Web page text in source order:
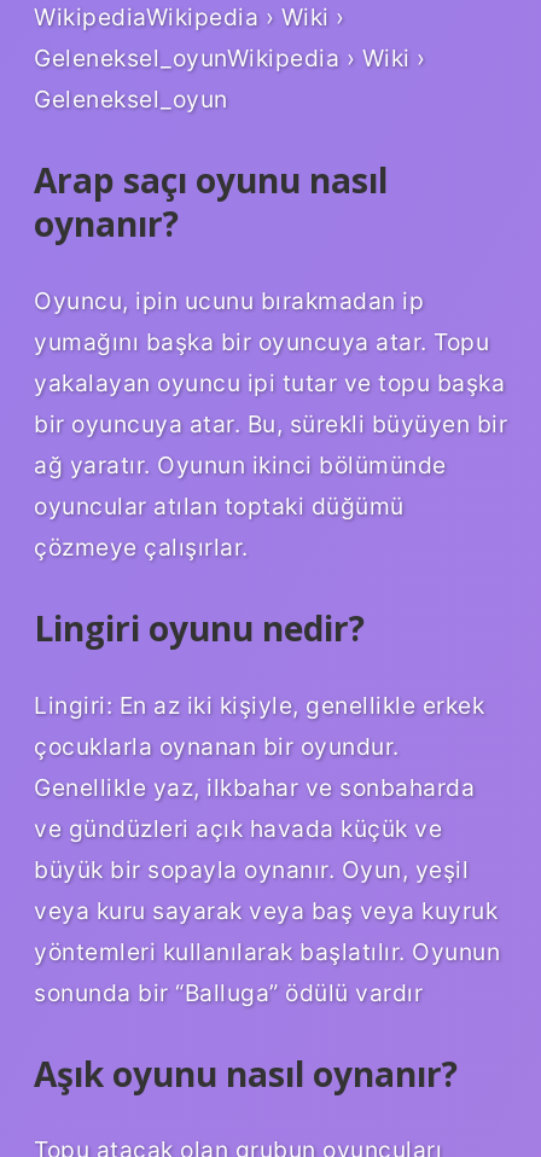
WikipediaWikipedia › Wiki ›
Geleneksel_oyunWikipedia › Wiki ›
Geleneksel_oyun
Arap saçı oyunu nasıl
oynanır?
Oyuncu, ipin ucunu bırakmadan ip
yumağını başka bir oyuncuya atar. Topu
yakalayan oyuncu ipi tutar ve topu başka
bir oyuncuya atar. Bu, sürekli büyüyen bir
ağ yaratır. Oyunun ikinci bölümünde
oyuncular atılan toptaki düğümü
çözmeye çalışırlar.
Lingiri oyunu nedir?
Lingiri: En az iki kişiyle, genellikle erkek
çocuklarla oynanan bir oyundur.
Genellikle yaz, ilkbahar ve sonbaharda
ve gündüzleri açık havada küçük ve
büyük bir sopayla oynanır. Oyun, yeşil
veya kuru sayarak veya baş veya kuyruk
yöntemleri kullanılarak başlatılır. Oyunun
sonunda bir “Balluga” ödülü vardır
Aşık oyunu nasıl oynanır?
Topu atacak olan grubun oyuncuları